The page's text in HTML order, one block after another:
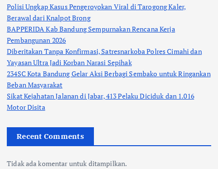
Polisi Ungkap Kasus Pengeroyokan Viral di Tarogong Kaler,
Berawal dari Knalpot Brong
BAPPERIDA Kab Bandung Sempurnakan Rencana Kerja
Pembangunan 2026
Diberitakan Tanpa Konfirmasi, Satresnarkoba Polres Cimahi dan
Yayasan Ultra Jadi Korban Narasi Sepihak
234SC Kota Bandung Gelar Aksi Berbagi Sembako untuk Ringankan
Beban Masyarakat
Sikat Kejahatan Jalanan di Jabar, 413 Pelaku Diciduk dan 1.016
Motor Disita
Recent Comments
Tidak ada komentar untuk ditampilkan.